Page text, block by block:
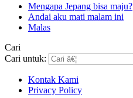
Mengapa Jepang bisa maju?
Andai aku mati malam ini
Malas
Cari
Cari untuk:
Kontak Kami
Privacy Policy